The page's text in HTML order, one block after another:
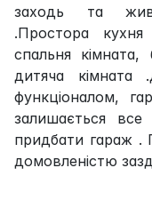
заходь та
.Простора
спальня
дитяча
функціоналом,
залишається
придбати гараж .
домовленістю